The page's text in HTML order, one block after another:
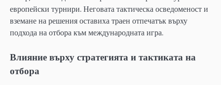
европейски турнири. Неговата тактическа осведоменост и
вземане на решения оставиха траен отпечатък върху
подхода на отбора към международната игра.
Влияние върху стратегията и тактиката на
отбора